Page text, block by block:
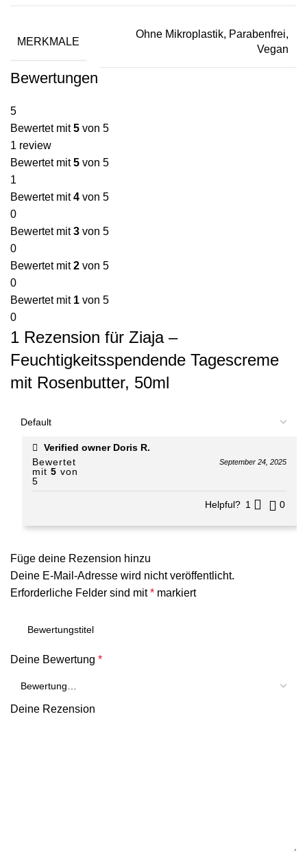
MERKMALE
Ohne Mikroplastik, Parabenfrei,
Vegan
Bewertungen
5
Bewertet mit5 von 5
1 review
Bewertet mit5 von 5
1
Bewertet mit4 von 5
0
Bewertet mit3 von 5
0
Bewertet mit2 von 5
0
Bewertet mit 1 von 5
0
1 Rezension für Ziaja –
Feuchtigkeitsspendende Tagescreme
mit Rosenbutter, 50ml
Verified owner Doris R.
Bewertet
mit 5 von
5
September 24, 2025
Helpful? 1 0
Füge deine Rezension hinzu
Deine E-Mail-Adresse wird nicht veröffentlicht.
Erforderliche Felder sind mit* markiert
Deine Bewertung *
Deine Rezension